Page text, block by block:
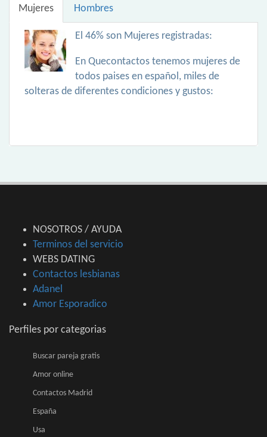
Mujeres Hombres
El 46% son Mujeres registradas:
En Quecontactos tenemos mujeres de
todos paises en español, miles de
solteras de diferentes condiciones y gustos:
NOSOTROS / AYUDA
Terminos del servicio
WEBS DATING
Contactos lesbianas
Adanel
Amor Esporadico
Perfiles por categorias
Buscar pareja gratis
Amor online
Contactos Madrid
España
Usa